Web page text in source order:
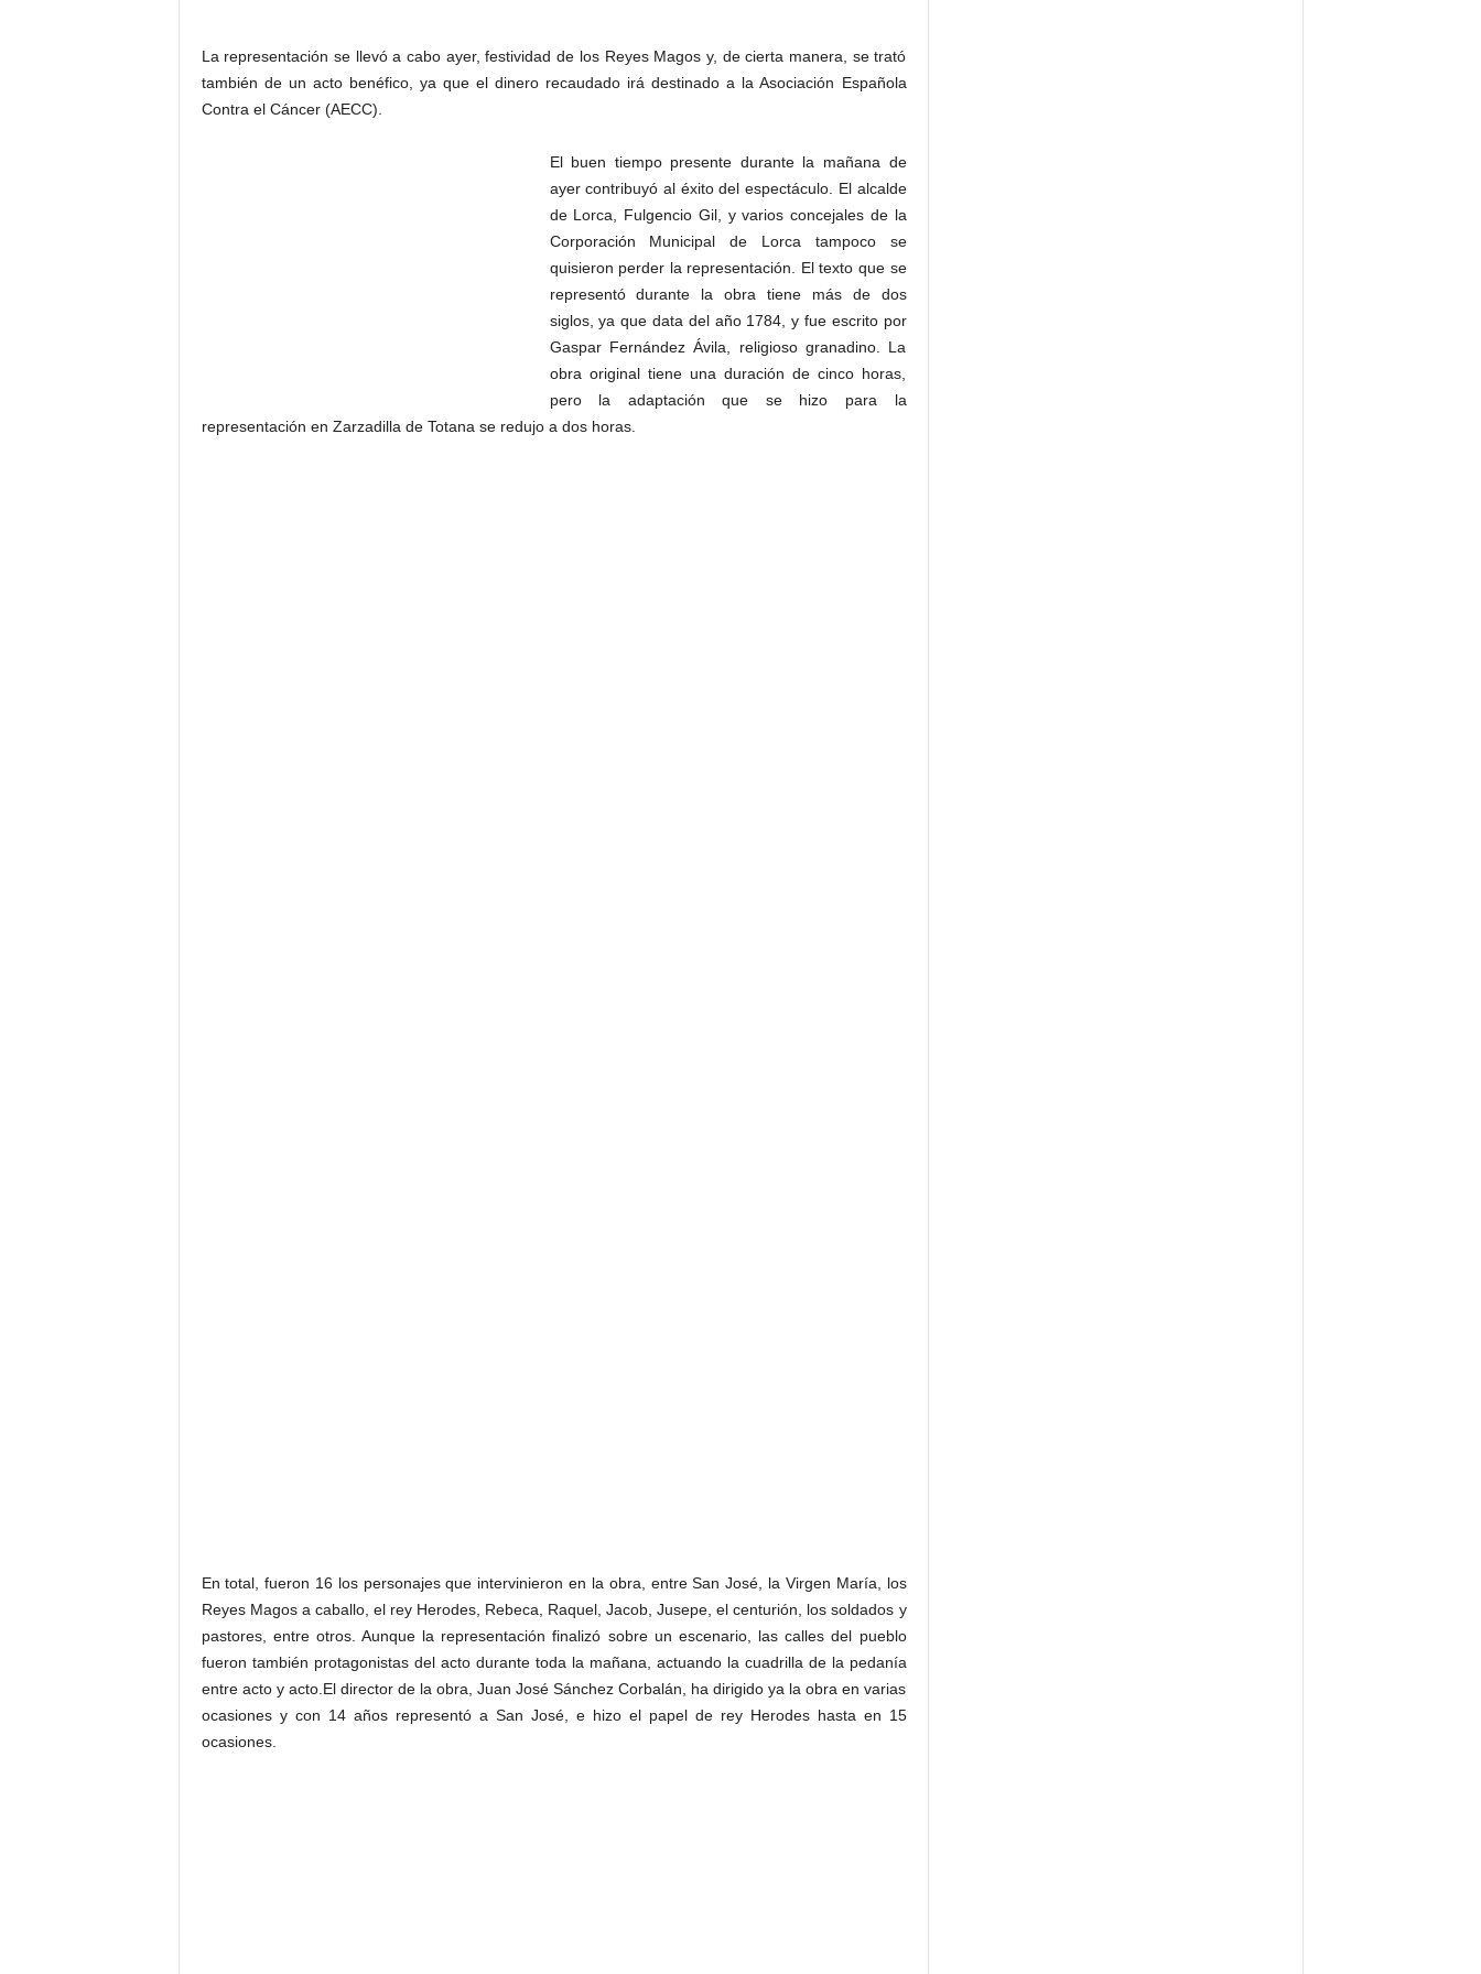
La representación se llevó a cabo ayer, festividad de los Reyes Magos y, de cierta manera, se trató
también de un acto benéfico, ya que el dinero recaudado irá destinado a la Asociación Española
Contra el Cáncer (AECC).
El buen tiempo presente durante la mañana de
ayer contribuyó al éxito del espectáculo. El alcalde
de Lorca, Fulgencio Gil, y varios concejales de la
Corporación Municipal de Lorca tampoco se
quisieron perder la representación. El texto que se
representó durante la obra tiene más de dos
siglos, ya que data del año 1784, y fue escrito por
Gaspar Fernández Ávila, religioso granadino. La
obra original tiene una duración de cinco horas,
pero la adaptación que se hizo para la
representación en Zarzadilla de Totana se redujo a dos horas.
En total, fueron 16 los personajes que intervinieron en la obra, entre San José, la Virgen María, los
Reyes Magos a caballo, el rey Herodes, Rebeca, Raquel, Jacob, Jusepe, el centurión, los soldados y
pastores, entre otros. Aunque la representación finalizó sobre un escenario, las calles del pueblo
fueron también protagonistas del acto durante toda la mañana, actuando la cuadrilla de la pedanía
entre acto y acto.El director de la obra, Juan José Sánchez Corbalán, ha dirigido ya la obra en varias
ocasiones y con 14 años representó a San José, e hizo el papel de rey Herodes hasta en 15
ocasiones.